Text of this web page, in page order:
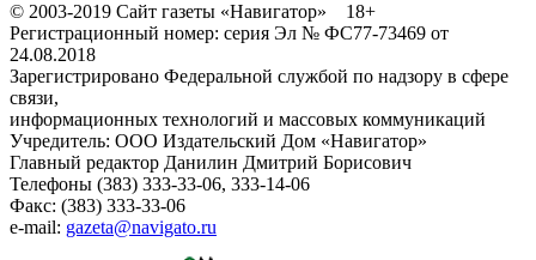
© 2003-2019 Сайт газеты «Навигатор» 18+
Регистрационный номер: серия Эл № ФС77-73469 от
24.08.2018
Зарегистрировано Федеральной службой по надзору в сфере
связи,
информационных технологий и массовых коммуникаций
Учредитель: ООО Издательский Дом «Навигатор»
Главный редактор Данилин Дмитрий Борисович
Телефоны (383) 333-33-06, 333-14-06
Факс: (383) 333-33-06
e-mail: gazeta@navigato.ru